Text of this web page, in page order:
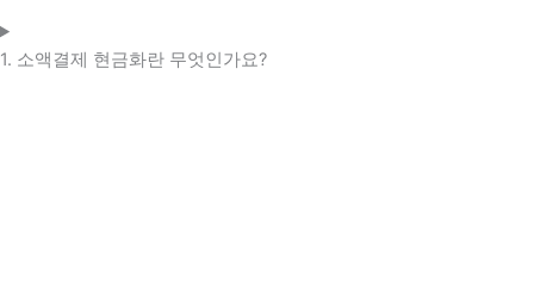
1. 소액결제 현금화란 무엇인가요?